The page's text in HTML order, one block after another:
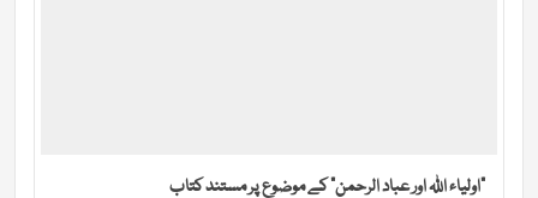
“اولیاء اللہ اور عباد الرحمن” کے موضوع پر مستند کتاب